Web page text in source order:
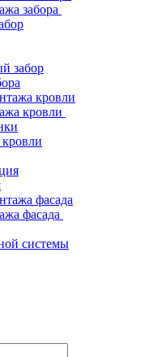
забора
забор
кровли
фасада
системы